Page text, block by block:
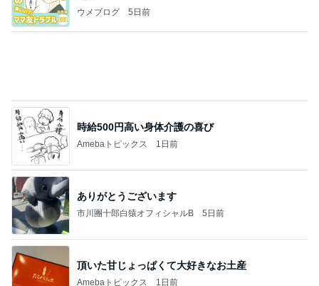
実家で晩ご飯
悲しすぎて立ち直れない。